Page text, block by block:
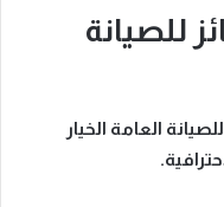
للصيانة
العامة الخيار